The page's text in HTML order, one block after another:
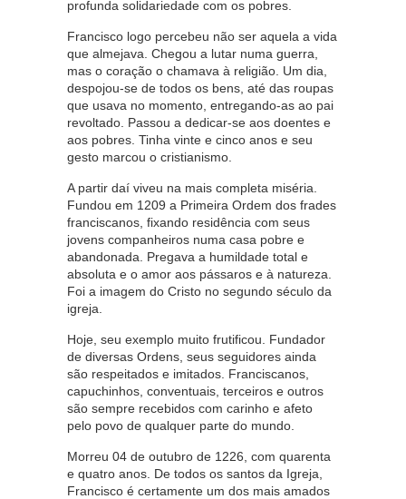
profunda solidariedade com os pobres.
Francisco logo percebeu não ser aquela a vida
que almejava. Chegou a lutar numa guerra,
mas o coração o chamava à religião. Um dia,
despojou-se de todos os bens, até das roupas
que usava no momento, entregando-as ao pai
revoltado. Passou a dedicar-se aos doentes e
aos pobres. Tinha vinte e cinco anos e seu
gesto marcou o cristianismo.
A partir daí viveu na mais completa miséria.
Fundou em 1209 a Primeira Ordem dos frades
franciscanos, fixando residência com seus
jovens companheiros numa casa pobre e
abandonada. Pregava a humildade total e
absoluta e o amor aos pássaros e à natureza.
Foi a imagem do Cristo no segundo século da
igreja.
Hoje, seu exemplo muito frutificou. Fundador
de diversas Ordens, seus seguidores ainda
são respeitados e imitados. Franciscanos,
capuchinhos, conventuais, terceiros e outros
são sempre recebidos com carinho e afeto
pelo povo de qualquer parte do mundo.
Morreu 04 de outubro de 1226, com quarenta
e quatro anos. De todos os santos da Igreja,
Francisco é certamente um dos mais amados